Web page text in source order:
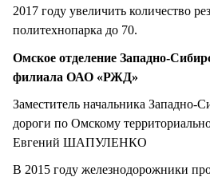
2017 году увеличить количество
политехнопарка до 70.
Омское отделение Западно-
филиала ОАО «РЖД»
Заместитель начальника Западно-
дороги по Омскому
Евгений ШАПУЛЕНКО
В 2015 году железнодорожники